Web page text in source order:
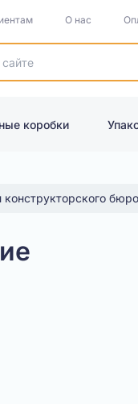
О нас
коробки
конструкторского бюро